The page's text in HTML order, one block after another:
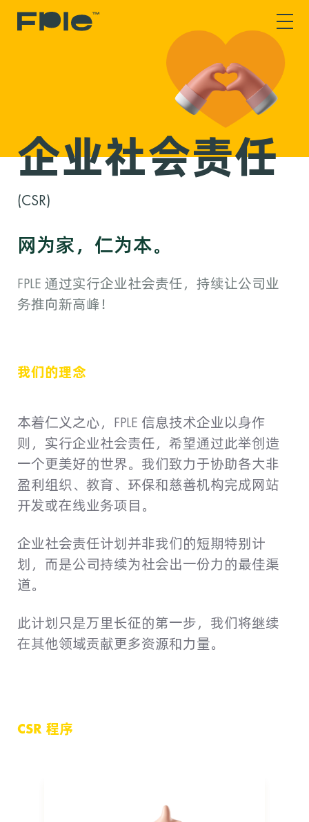
企业社会责任
(CSR)
网为家，仁为本。
FPLE 通过实行企业社会责任，持续让公司业
务推向新高峰！
我们的理念
本着仁义之心，FPLE 信息技术企业以身作
则，实行企业社会责任，希望通过此举创造
一个更美好的世界。我们致力于协助各大非
盈利组织、教育、环保和慈善机构完成网站
开发或在线业务项目。
企业社会责任计划并非我们的短期特别计
划，而是公司持续为社会出一份力的最佳渠
道。
此计划只是万里长征的第一步，我们将继续
在其他领域贡献更多资源和力量。
CSR 程序